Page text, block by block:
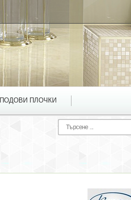
ПОДОВИ ПЛОЧКИ